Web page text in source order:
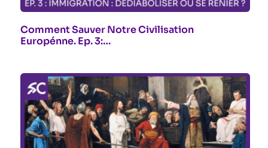
Comment Sauver Notre Civilisation
Europénne. Ep. 3:…